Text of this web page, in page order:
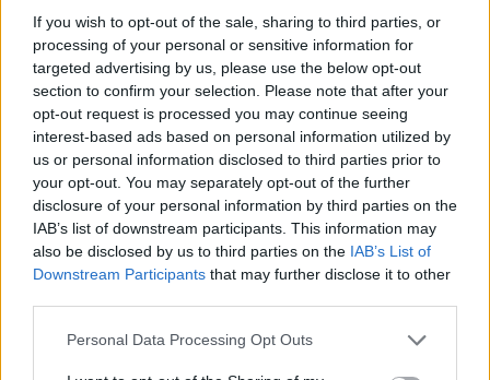
If you wish to opt-out of the sale, sharing to third parties, or
processing of your personal or sensitive information for
targeted advertising by us, please use the below opt-out
section to confirm your selection. Please note that after your
opt-out request is processed you may continue seeing
interest-based ads based on personal information utilized by
us or personal information disclosed to third parties prior to
your opt-out. You may separately opt-out of the further
disclosure of your personal information by third parties on the
IAB’s list of downstream participants. This information may
also be disclosed by us to third parties on the IAB’s List of
Downstream Participants that may further disclose it to other
Personal Data Processing Opt Outs
pradėjo formuotis XVII a. Per kelis šimtmečius
natūraliai susiklostė antreprenerių, vadybininkų
funkcijos, susiformavo atlikėjų agentūros, kuriose
tradicijos perduodamos iš kartos į kartą. Lietuvoje iki
nepriklausomybės paskelbimo tokio modelio nebuvo.
Iki nepriklausomybės jaunieji atlikėjai, baigdami
tuometinę konservatoriją, gaudavo paskyrimus į
darbovietes, todėl pereinamasis etapas po studijų
faktiškai neegzistavo – esminis klausimas, ką daryti
gavus aukštojo mokslo diplomą, būdavo išspręstas.
Po konservatorijos vadybines funkcijas perimdavo
teatrai arba, visos šalies mastu, kitos institucijos (